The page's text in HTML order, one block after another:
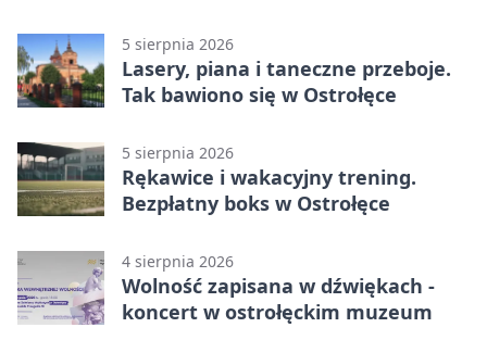
5 sierpnia 2026
Lasery, piana i taneczne przeboje.
Tak bawiono się w Ostrołęce
5 sierpnia 2026
Rękawice i wakacyjny trening.
Bezpłatny boks w Ostrołęce
4 sierpnia 2026
Wolność zapisana w dźwiękach -
koncert w ostrołęckim muzeum